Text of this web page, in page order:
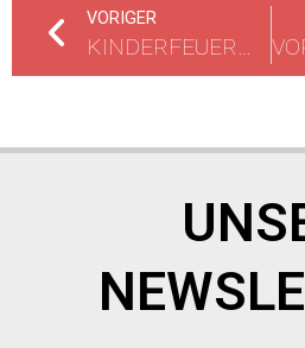
VORIGER
KINDERFEUERWEHREN BESUCHEN TIERPARK IN HANAU